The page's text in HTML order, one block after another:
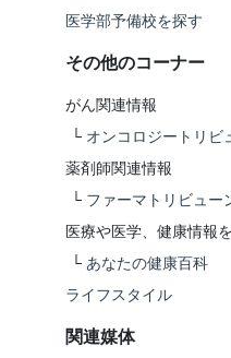
医学部予備校を探す
その他のコーナー
がん関連情報
└ オンコロジートリビ
薬剤師関連情報
└ ファーマトリビュー
医療や医学、健康情報
└ あなたの健康百科
ライフスタイル
関連媒体